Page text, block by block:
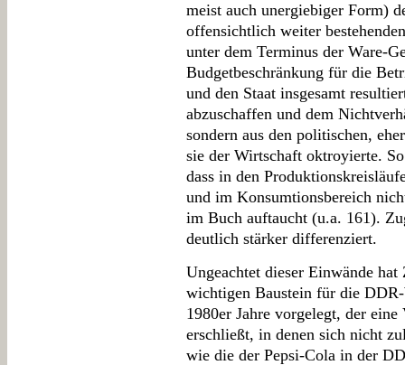
meist auch unergiebiger Form)
offensichtlich weiter
unter dem Terminus der Ware-
Budgetbeschränkung für die
und den Staat insgesamt
abzuschaffen und dem
sondern aus den politischen,
sie der Wirtschaft oktroyierte.
dass in den
und im Konsumtionsbereich
im Buch auftaucht (u.a. 161).
deutlich stärker differenziert.
Ungeachtet dieser Einwände
wichtigen Baustein für die
1980er Jahre vorgelegt, der
erschließt, in denen sich nicht
wie die der Pepsi-Cola in der